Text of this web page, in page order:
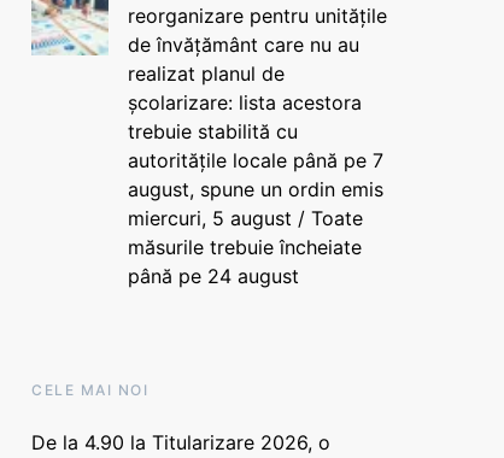
reorganizare pentru unitățile
de învățământ care nu au
realizat planul de
școlarizare: lista acestora
trebuie stabilită cu
autoritățile locale până pe 7
august, spune un ordin emis
miercuri, 5 august / Toate
măsurile trebuie încheiate
până pe 24 august
CELE MAI NOI
De la 4.90 la Titularizare 2026, o